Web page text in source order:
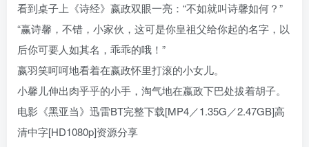
看到桌子上《诗经》嬴政双眼一亮：“不如就叫诗馨如何？”
“赢诗馨，不错，小家伙，这可是你皇祖父给你起的名字，以
后你可要人如其名，乖乖的哦！”
嬴羽笑呵呵地看着在嬴政怀里打滚的小女儿。
小馨儿伸出肉乎乎的小手，淘气地在嬴政下巴处拔着胡子。
电影《黑亚当》迅雷BT完整下载[MP4／1.35G／2.47GB]高
清中字[HD1080p]资源分享